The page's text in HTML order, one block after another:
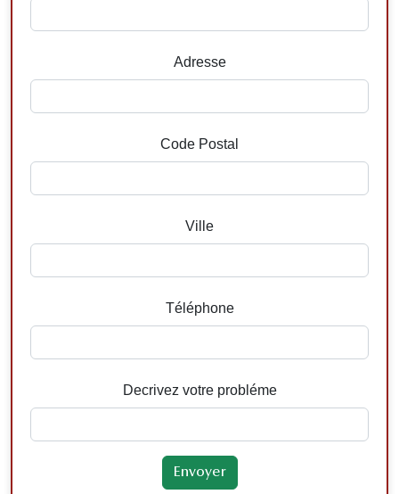
Adresse
Code Postal
Ville
Téléphone
Decrivez votre probléme